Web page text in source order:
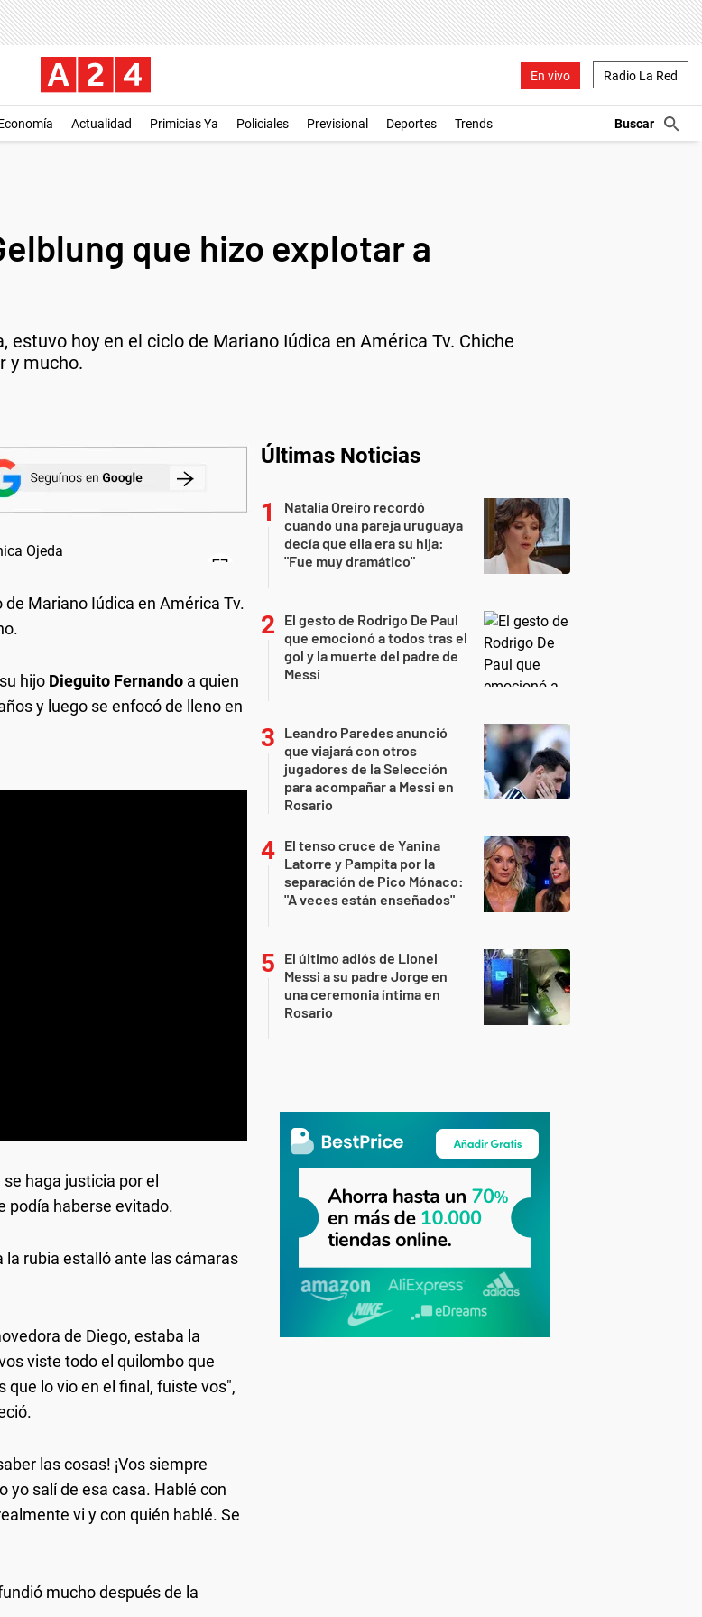
En vivo Radio La Red
Actualidad Primicias Ya Policiales Previsional Deportes Trends
que hizo explotar a
estuvo hoy en el ciclo de Mariano Iúdica en América Tv. Chiche
y mucho.
Mariano Iúdica en América Tv.
hijo Dieguito Fernando a quien
y luego se enfocó de lleno en
haga justicia por el
podía haberse evitado.
la rubia estalló ante las cámaras
de Diego, estaba la
viste todo el quilombo que
que lo vio en el final, fuiste vos",
las cosas! ¡Vos siempre
yo salí de esa casa. Hablé con
vi y con quién hablé. Se
mucho después de la
Últimas Noticias
Natalia Oreiro recordó
cuando una pareja uruguaya
decía que ella era su hija:
"Fue muy dramático"
El gesto de Rodrigo De Paul
que emocionó a todos tras el
gol y la muerte del padre de
Messi
Leandro Paredes anunció
que viajará con otros
jugadores de la Selección
para acompañar a Messi en
Rosario
El tenso cruce de Yanina
Latorre y Pampita por la
separación de Pico Mónaco:
"A veces están enseñados"
El último adiós de Lionel
Messi a su padre Jorge en
una ceremonia íntima en
Rosario